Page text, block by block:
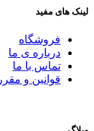
لینک های مفید
فروشگاه
درباره ی ما
تماس با ما
قوانین و